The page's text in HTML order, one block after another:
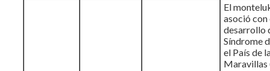
El
asoció con
desarrollo
Síndrome
el País de
Maravillas